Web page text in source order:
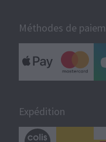
Méthodes de
Expédition